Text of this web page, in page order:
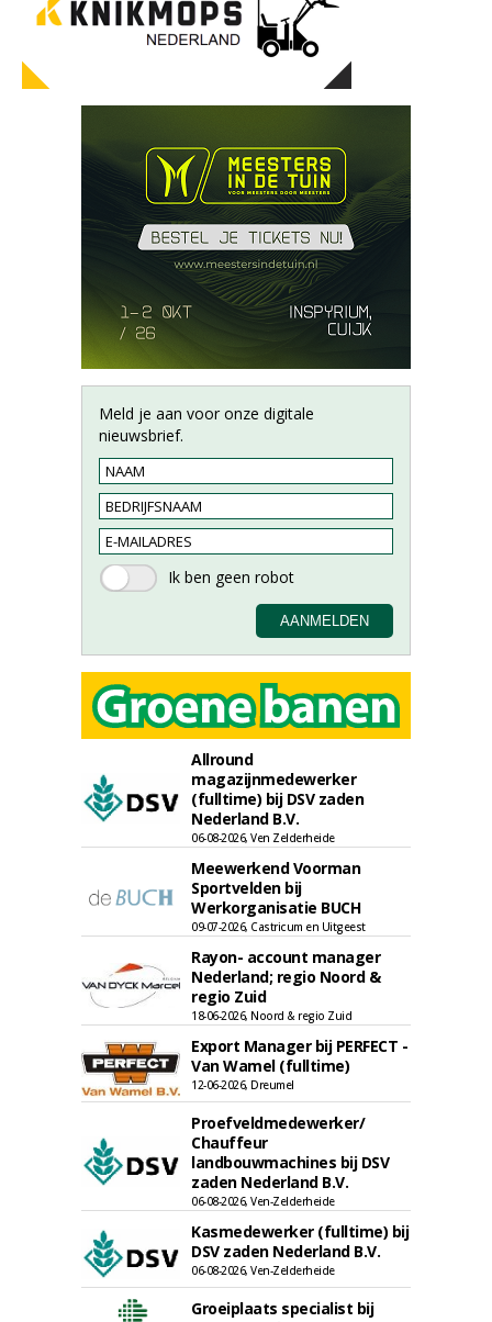
Meld je aan voor onze digitale
nieuwsbrief.
Allround
magazijnmedewerker
(fulltime) bij DSV zaden
Nederland B.V.
06-08-2026, Ven Zelderheide
Meewerkend Voorman
Sportvelden bij
Werkorganisatie BUCH
09-07-2026, Castricum en Uitgeest
Rayon- account manager
Nederland; regio Noord &
regio Zuid
18-06-2026, Noord & regio Zuid
Export Manager bij PERFECT -
Van Wamel (fulltime)
12-06-2026, Dreumel
Proefveldmedewerker/
Chauffeur
landbouwmachines bij DSV
zaden Nederland B.V.
06-08-2026, Ven-Zelderheide
Kasmedewerker (fulltime) bij
DSV zaden Nederland B.V.
06-08-2026, Ven-Zelderheide
Groeiplaats specialist bij